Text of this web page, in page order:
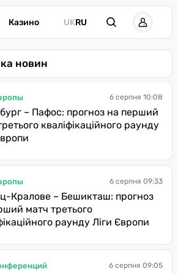
Казино UKRU
новин
6 серпня 10:08
– Пафос: прогноз на перший
кваліфікаційного раунду
6 серпня 09:33
Кралове – Бешикташ: прогноз
матч третього
раунду Ліги Європи
6 серпня 09:05